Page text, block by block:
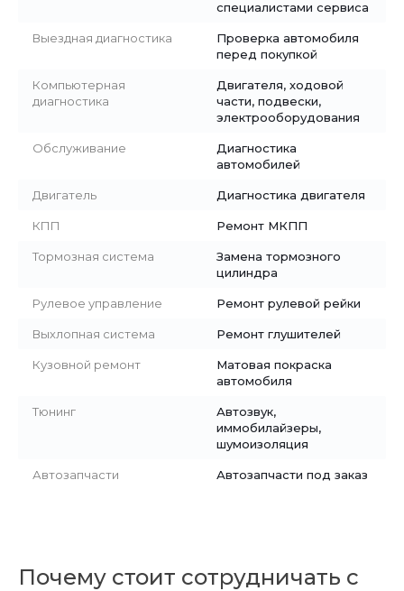
специалистами сервиса
Выездная диагностика
Проверка автомобиля
перед покупкой
Компьютерная
диагностика
Двигателя, ходовой
части, подвески,
электрооборудования
Обслуживание
Диагностика
автомобилей
Двигатель Диагностика двигателя
КПП Ремонт МКПП
Тормозная система
Замена тормозного
цилиндра
Рулевое управление Ремонт рулевой рейки
Выхлопная система Ремонт глушителей
Кузовной ремонт
Матовая покраска
автомобиля
Тюнинг
Автозвук,
иммобилайзеры,
шумоизоляция
Автозапчасти Автозапчасти под заказ
Почему стоит сотрудничать с